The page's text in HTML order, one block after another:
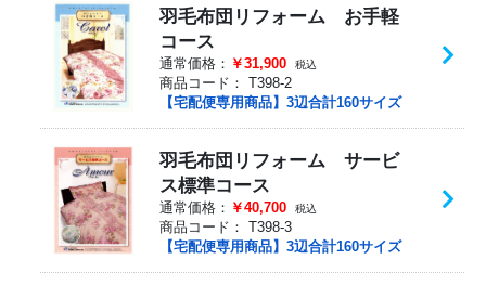
羽毛布団リフォーム お手軽
コース
通常価格： ￥31,900 税込
商品コード： T398-2
【宅配便専用商品】3辺合計160サイズ
羽毛布団リフォーム サービ
ス標準コース
通常価格： ￥40,700 税込
商品コード： T398-3
【宅配便専用商品】3辺合計160サイズ